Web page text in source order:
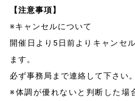
【注意事項】
※キャンセルについて
開催日より5日前よりキャンセ
ます。
必ず事務局まで連絡して下さい。
※体調が優れないと判断した場